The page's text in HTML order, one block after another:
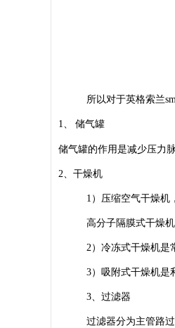
所以对于英格索兰
1、 储气罐
储气罐的作用是减少压力
2、干燥机
1 ）压缩空气干燥机
高分子隔膜式干燥机
2）冷冻式干燥机是
3）吸附式干燥机是
3、过滤器
过滤器分为主管路